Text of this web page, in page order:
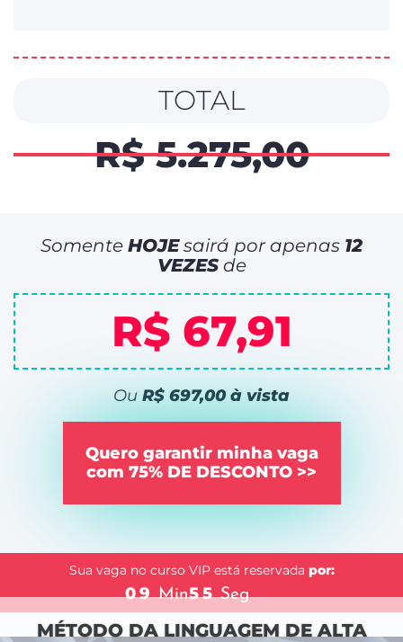
TOTAL
R$ 5.275,00
Somente HOJEsairá por apenas 12
VEZESde
R$ 67,91
Ou R$ 697,00 à vista
Quero garantir minha vaga
com 75% DE DESCONTO >>
Garanta já a sua vaga clicando no botão acima
aproveitar essa oportunidade única.
Sua vaga no curso VIP está reservada por:
09 Min55 Seg
MÉTODO DA LINGUAGEM DE ALTA